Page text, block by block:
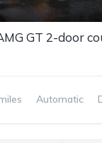
GT 2-door
Automatic